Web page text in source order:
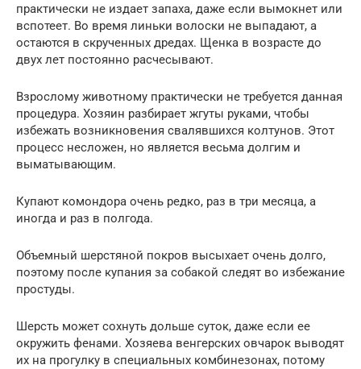
практически не издает запаха, даже если вымокнет или
вспотеет. Во время линьки волоски не выпадают, а
остаются в скрученных дредах. Щенка в возрасте до
двух лет постоянно расчесывают.
Взрослому животному практически не требуется данная
процедура. Хозяин разбирает жгуты руками, чтобы
избежать возникновения свалявшихся колтунов. Этот
процесс несложен, но является весьма долгим и
выматывающим.
Купают комондора очень редко, раз в три месяца, а
иногда и раз в полгода.
Объемный шерстяной покров высыхает очень долго,
поэтому после купания за собакой следят во избежание
простуды.
Шерсть может сохнуть дольше суток, даже если ее
окружить фенами. Хозяева венгерских овчарок выводят
их на прогулку в специальных комбинезонах, потому